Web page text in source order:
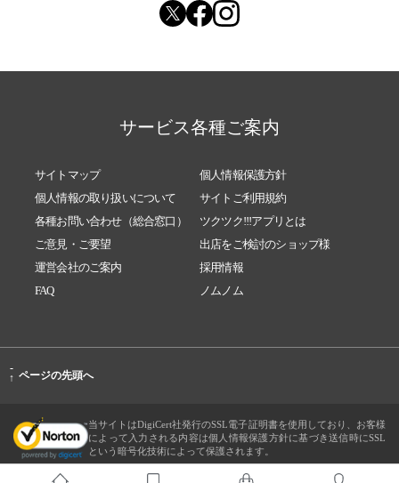
サービス各種ご案内
サイトマップ
個人情報保護方針
個人情報の取り扱いについて
サイトご利用規約
各種お問い合わせ（総合窓口）
ツクツク!!!アプリとは
ご意見・ご要望
出店をご検討のショップ様
運営会社のご案内
採用情報
FAQ
ノムノム
-
↑ ページの先頭へ
当サイトはDigiCert社発行のSSL電子証明書を使用しており、お客様
によって入力される内容は個人情報保護方針に基づき送信時にSSL
という暗号化技術によって保護されます。